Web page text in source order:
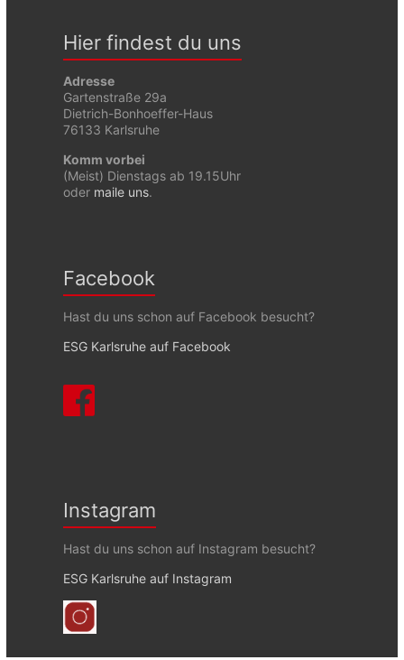
Hier findest du uns
Adresse
Gartenstraße 29a
Dietrich-Bonhoeffer-Haus
76133 Karlsruhe
Komm vorbei
(Meist) Dienstags ab 19.15Uhr
oder maile uns.
Facebook
Hast du uns schon auf Facebook besucht?
ESG Karlsruhe auf Facebook
Instagram
Hast du uns schon auf Instagram besucht?
ESG Karlsruhe auf Instagram